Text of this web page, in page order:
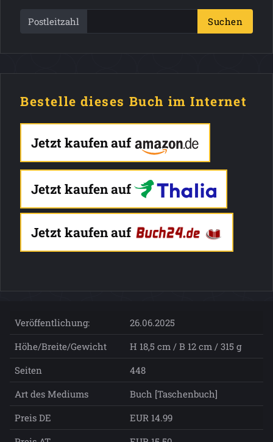
Postleitzahl Suchen
Bestelle dieses Buch im Internet
Jetzt kaufen auf
Jetzt kaufen auf
Jetzt kaufen auf
Veröffentlichung:
26.06.2025
Höhe/Breite/Gewicht
H 18,5 cm / B 12 cm / 315 g
Seiten
448
Art des Mediums
Buch [Taschenbuch]
Preis DE
EUR 14.99